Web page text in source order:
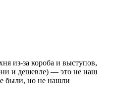
из-за короба и выступов,
и дешевле) — это не наш
были, но не нашли